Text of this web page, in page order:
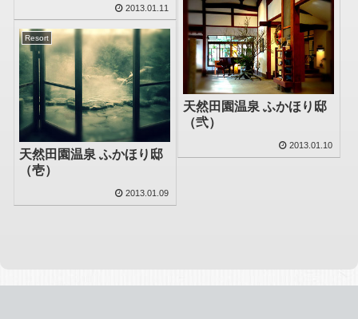
2013.01.11
天然田園温泉 ふかほり邸
（弐）
2013.01.10
Resort
天然田園温泉 ふかほり邸
（壱）
2013.01.09